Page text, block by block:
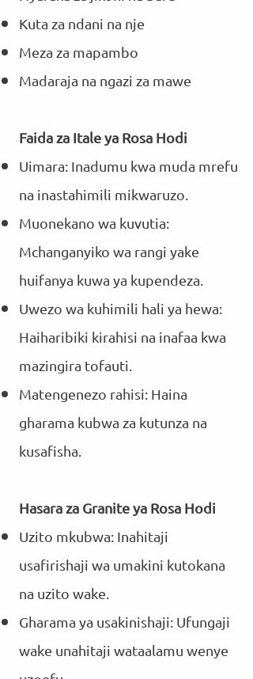
Kuta za ndani na nje
Meza za mapambo
Madaraja na ngazi za mawe
Faida za Itale ya Rosa Hodi
Uimara: Inadumu kwa muda mrefu
na inastahimili mikwaruzo.
Muonekano wa kuvutia:
Mchanganyiko wa rangi yake
huifanya kuwa ya kupendeza.
Uwezo wa kuhimili hali ya hewa:
Haiharibiki kirahisi na inafaa kwa
mazingira tofauti.
Matengenezo rahisi: Haina
gharama kubwa za kutunza na
kusafisha.
Hasara za Granite ya Rosa Hodi
Uzito mkubwa: Inahitaji
usafirishaji wa umakini kutokana
na uzito wake.
Gharama ya usakinishaji: Ufungaji
wake unahitaji wataalamu wenye